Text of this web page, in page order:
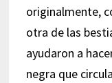
originalmente,
otra de las
ayudaron a
negra que